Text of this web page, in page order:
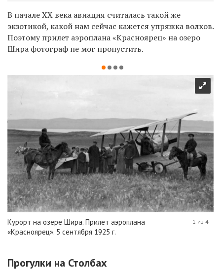
В начале XX века авиация считалась такой же
экзотикой, какой нам сейчас кажется упряжка волков.
Поэтому прилет аэроплана «Красноярец» на озеро
Шира фотограф не мог пропустить.
Курорт на озере Шира. Прилет аэроплана
«Красноярец». 5 сентября 1925 г.
1 из 4
Прогулки на Столбах